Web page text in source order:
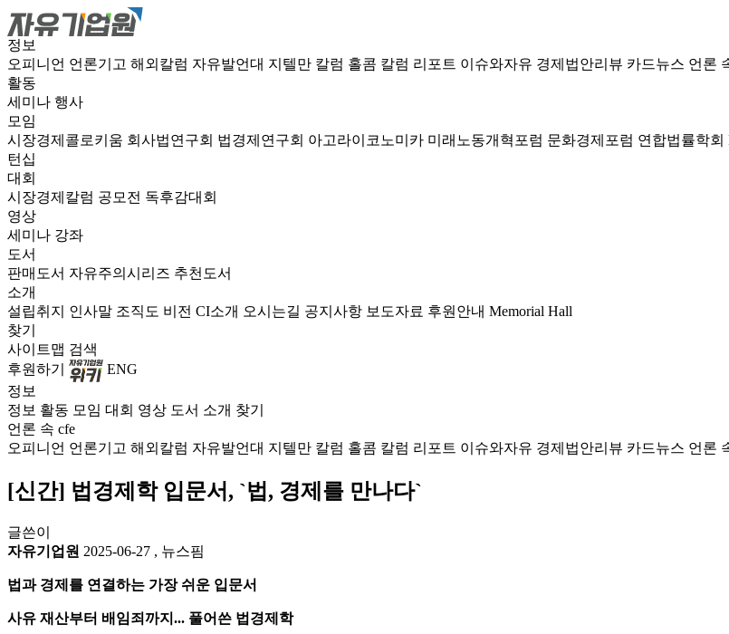
정보
오피니언 언론기고 해외칼럼 자유발언대 지텔만 칼럼 홀콤 칼럼 리포트 이슈와자유 경제법안리뷰 카드뉴스 언론
활동
세미나 행사
모임
시장경제콜로키움 회사법연구회 법경제연구회 아고라이코노미카 미래노동개혁포럼 문화경제포럼 연합법률학회
턴십
대회
시장경제칼럼 공모전 독후감대회
영상
세미나 강좌
도서
판매도서 자유주의시리즈 추천도서
소개
설립취지 인사말 조직도 비전 CI소개 오시는길 공지사항 보도자료 후원안내 Memorial Hall
찾기
사이트맵 검색
후원하기
ENG
정보
정보 활동 모임 대회 영상 도서 소개 찾기
언론 속 cfe
오피니언 언론기고 해외칼럼 자유발언대 지텔만 칼럼 홀콤 칼럼 리포트 이슈와자유 경제법안리뷰 카드뉴스 언론
[신간] 법경제학 입문서, `법, 경제를 만나다`
글쓴이
자유기업원 2025-06-27 , 뉴스핌
법과 경제를 연결하는 가장 쉬운 입문서
사유 재산부터 배임죄까지... 풀어쓴 법경제학